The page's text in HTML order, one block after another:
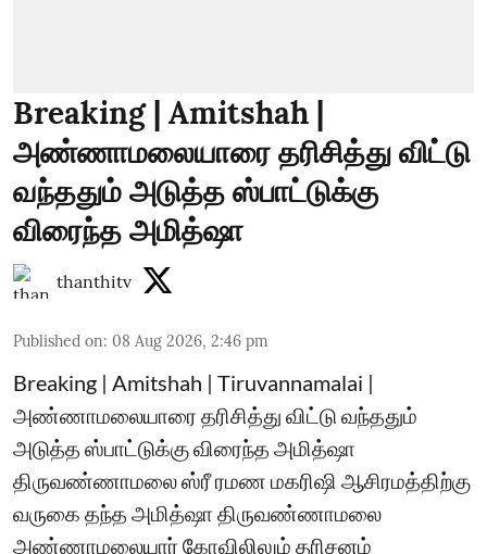
Breaking | Amitshah |
அண்ணாமலையாரை தரிசித்து விட்டு
வந்ததும் அடுத்த ஸ்பாட்டுக்கு
விரைந்த அமித்ஷா
thanthitv
Published on: 08 Aug 2026, 2:46 pm
Breaking | Amitshah | Tiruvannamalai |
அண்ணாமலையாரை தரிசித்து விட்டு வந்ததும்
அடுத்த ஸ்பாட்டுக்கு விரைந்த அமித்ஷா
திருவண்ணாமலை ஸ்ரீ ரமண மகரிஷி ஆசிரமத்திற்கு
வருகை தந்த அமித்ஷா திருவண்ணாமலை
அண்ணாமலையார் கோவிலிலும் தரிசனம்